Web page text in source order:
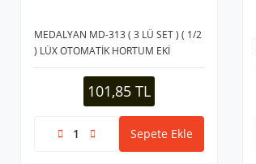
MEDALYAN MD-313 ( 3 LÜ SET ) ( 1/2
) LÜX OTOMATİK HORTUM EKİ
BAĞLANTISI*20X6
101,85 TL
Sepete Ekle